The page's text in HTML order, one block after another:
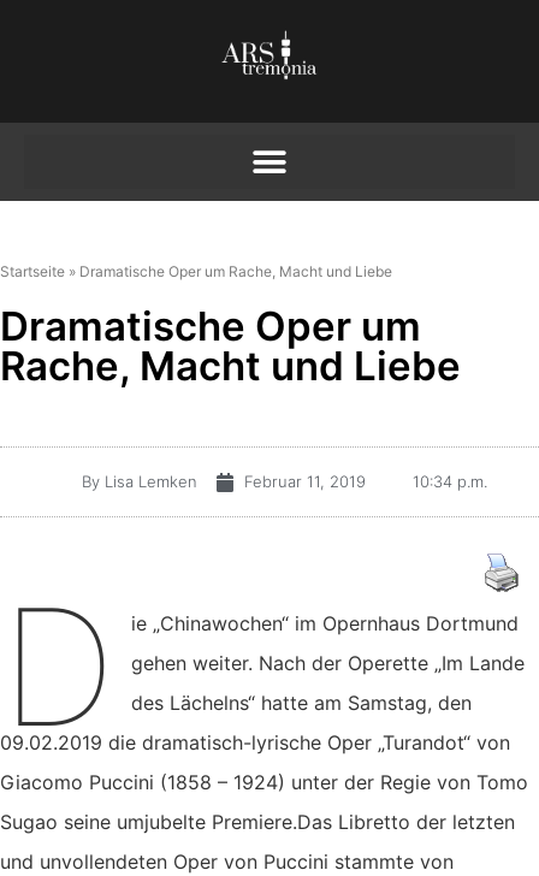
Startseite » Dramatische Oper um Rache, Macht und Liebe
Dramatische Oper um
Rache, Macht und Liebe
ByLisa Lemken Februar 11, 2019 10:34 p.m.
D
ie „Chinawochen“ im Opernhaus Dortmund
gehen weiter. Nach der Operette „Im Lande
des Lächelns“ hatte am Samstag, den
09.02.2019 die dramatisch-lyrische Oper „Turandot“ von
Giacomo Puccini (1858 – 1924) unter der Regie von Tomo
Sugao seine umjubelte Premiere.Das Libretto der letzten
und unvollendeten Oper von Puccini stammte von